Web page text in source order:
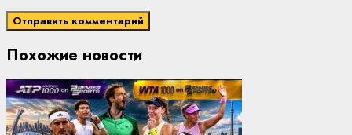
Похожие новости